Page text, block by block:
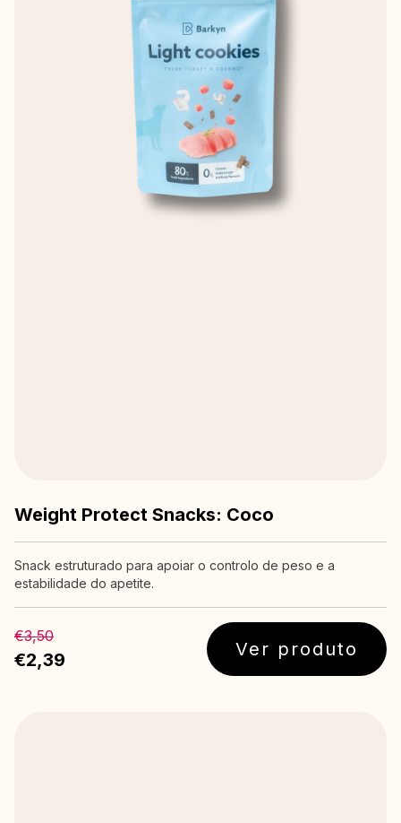
Weight Protect Snacks: Coco
Snack estruturado para apoiar o controlo de peso e a
estabilidade do apetite.
€3,50
€2,39 Ver produto